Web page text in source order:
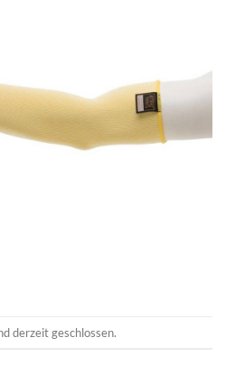
derzeit geschlossen.